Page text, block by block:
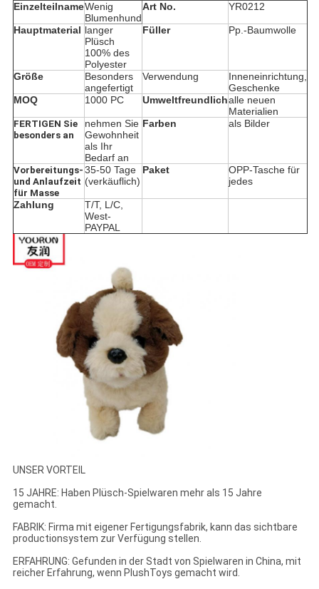
EinzelteilnameWenig
Blumenhund
Art No. YR0212
Hauptmaterial langer
Plüsch
100% des
Polyester
Füller Pp.-Baumwolle
Größe
Besonders
angefertigt
Verwendung
Inneneinrichtung,
Geschenke
MOQ
1000 PC Umweltfreundlichalle neuen
Materialien
FERTIGEN Sie
besonders an
nehmen Sie
Gewohnheit
als Ihr
Bedarf an
Farben als Bilder
Vorbereitungs-
und Anlaufzeit
für Masse
35-50 Tage
(verkäuflich)
Paket
OPP-Tasche für
jedes
Zahlung
T/T, L/C,
West-
PAYPAL
UNSER VORTEIL
15 JAHRE: Haben Plüsch-Spielwaren mehr als 15 Jahre
gemacht.
FABRIK: Firma mit eigener Fertigungsfabrik, kann das sichtbare
productionsystem zur Verfügung stellen.
ERFAHRUNG: Gefunden in der Stadt von Spielwaren in China, mit
reicher Erfahrung, wenn PlushToys gemacht wird.